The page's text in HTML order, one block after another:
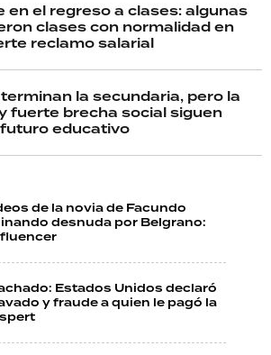
en el regreso a clases: algunas
clases con normalidad en
reclamo salarial
la secundaria, pero la
fuerte brecha social siguen
educativo
de la novia de Facundo
desnuda por Belgrano:
Estados Unidos declaró
y fraude a quien le pagó la